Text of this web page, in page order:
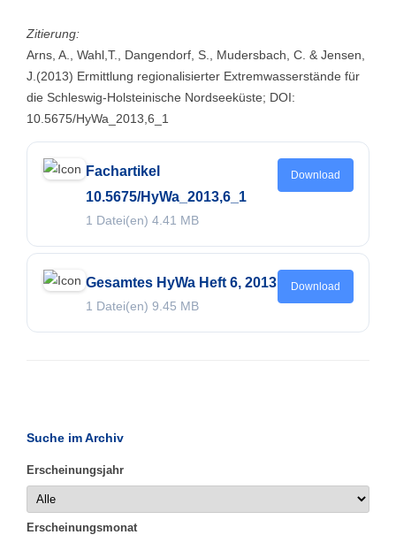
Zitierung:
Arns, A., Wahl,T., Dangendorf, S., Mudersbach, C. & Jensen,
J.(2013) Ermittlung regionalisierter Extremwasserstände für
die Schleswig-Holsteinische Nordseeküste; DOI:
10.5675/HyWa_2013,6_1
Fachartikel
10.5675/HyWa_2013,6_1
1 Datei(en) 4.41 MB
Download
Gesamtes HyWa Heft 6, 2013
1 Datei(en) 9.45 MB
Download
Suche im Archiv
Erscheinungsjahr
Erscheinungsmonat